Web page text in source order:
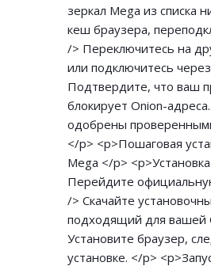
зеркал Mega из списка
кеш браузера,
/> Переключитесь на
или подключитесь
Подтвердите, что ваш
блокирует Onion-
одобрены
</p> <p>Пошаговая
Mega </p>
Перейдите
/> Скачайте
подходящий для вашей
Установите браузер,
установке. </p>